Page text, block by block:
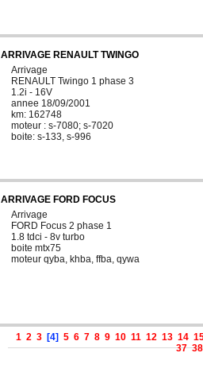
ARRIVAGE RENAULT TWINGO
Arrivage
RENAULT Twingo 1 phase 3
1.2i - 16V
annee 18/09/2001
km: 162748
moteur : s-7080; s-7020
boite: s-133, s-996
ARRIVAGE FORD FOCUS
Arrivage
FORD Focus 2 phase 1
1.8 tdci - 8v turbo
boite mtx75
moteur qyba, khba, ffba, qywa
1 2 3[4] 5 6 7 8 9 10 11 12 13 14
37 38